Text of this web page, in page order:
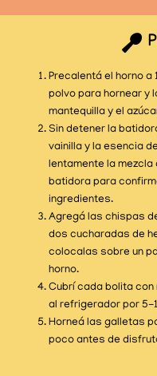
Precalentá el horno a
polvo para hornear y
mantequilla y el
Sin detener la
vainilla y la esencia
lentamente la mezcla
batidora para
ingredientes.
Agregá las chispas
dos cucharadas de
colocalas sobre un
horno.
Cubrí cada bolita
al refrigerador por 5-
Horneá las galletas
poco antes de